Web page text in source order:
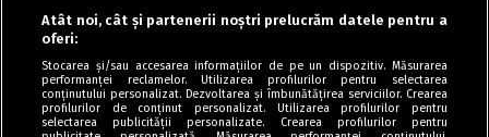
Program Antena 1
Politica de cookies
Politica de confidențialitate
Atât noi, cât și partenerii noștri prelucrăm datele pentru a
oferi:
Stocarea și/sau accesarea informațiilor de pe un dispozitiv. Măsurarea
performanței reclamelor. Utilizarea profilurilor pentru selectarea
conținutului personalizat. Dezvoltarea și îmbunătățirea serviciilor. Crearea
profilurilor de conținut personalizat. Utilizarea profilurilor pentru
selectarea publicității personalizate. Crearea profilurilor pentru